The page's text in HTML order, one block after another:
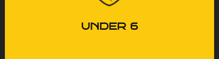
UNDER 6
scoperta e divertimento.